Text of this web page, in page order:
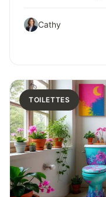
Cathy
TOILETTES